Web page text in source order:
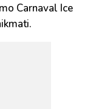
Carnaval Ice